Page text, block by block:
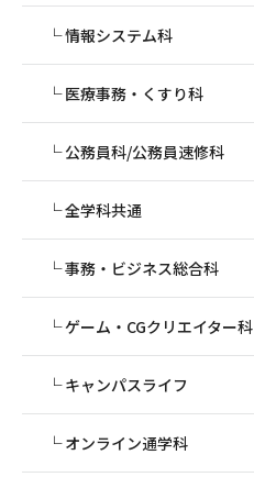
情報システム科
医療事務・くすり科
公務員科/公務員速修科
全学科共通
事務・ビジネス総合科
ゲーム・CGクリエイター科
キャンパスライフ
オンライン通学科